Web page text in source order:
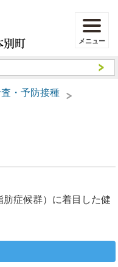
別町
・予防接種
肪症候群）に着目した健